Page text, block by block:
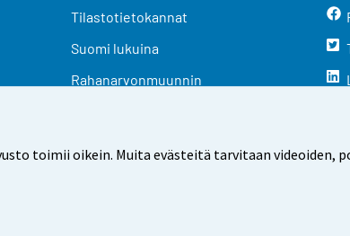
toimii oikein. Muita evästeitä tarvitaan videoiden,
Tilastotietokannat
Suomi lukuina
Rahanarvonmuunnin